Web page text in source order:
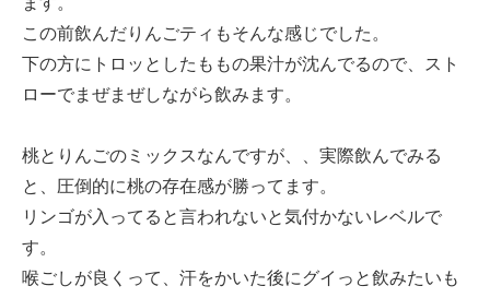
この前飲んだりんごティもそんな感じでした。
下の方にトロッとしたももの果汁が沈んでるので、スト
ローでまぜまぜしながら飲みます。
桃とりんごのミックスなんですが、、実際飲んでみる
と、圧倒的に桃の存在感が勝ってます。
リンゴが入ってると言われないと気付かないレベルで
す。
喉ごしが良くって、汗をかいた後にグイっと飲みたいも